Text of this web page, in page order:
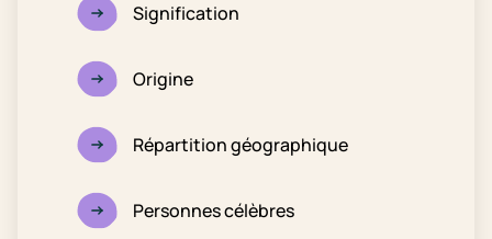
Signification
Origine
Répartition géographique
Personnes célèbres